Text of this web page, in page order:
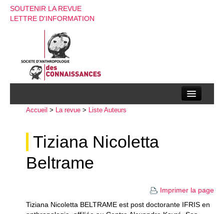
SOUTENIR LA REVUE
LETTRE D'INFORMATION
La société d’anthropologie des connaissances
Recherches
Appels à contributions
Accueil > La revue > Liste Auteurs
Tiziana Nicoletta
Beltrame
Imprimer la page
Tiziana Nicoletta BELTRAME est post doctorante IFRIS en